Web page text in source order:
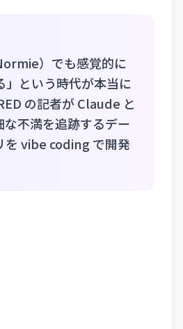
）でも感覚的に
」という時代が本当に
の記者が Claude と
な不満を追跡するデー
を vibe coding で開発